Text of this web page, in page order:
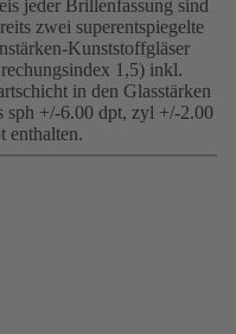
jeder Brillenfassung sind
zwei superentspiegelte
Kunststoffgläser
1,5) inkl.
in den Glasstärken
sph +/-6.00 dpt, zyl +/-2.00
enthalten.